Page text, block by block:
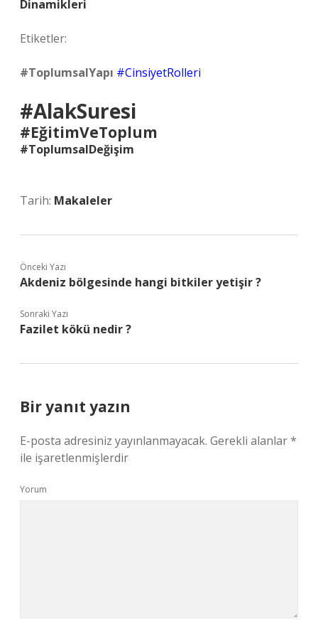
Dinamikleri
Etiketler:
#ToplumsalYapı #CinsiyetRolleri
#AlakSuresi
#EğitimVeToplum
#ToplumsalDeğişim
Tarih: Makaleler
Önceki Yazı
Akdeniz bölgesinde hangi bitkiler yetişir ?
Sonraki Yazı
Fazilet kökü nedir ?
Bir yanıt yazın
E-posta adresiniz yayınlanmayacak. Gerekli alanlar*
ile işaretlenmişlerdir
Yorum